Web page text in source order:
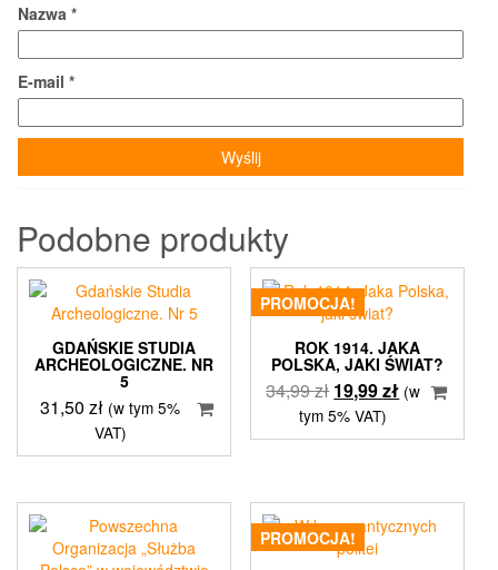
Nazwa *
E-mail *
Podobne produkty
GDAŃSKIE STUDIA
ARCHEOLOGICZNE. NR
5
31,50zł (w tym 5%
VAT)
PROMOCJA!
ROK 1914. JAKA
POLSKA, JAKI ŚWIAT?
34,99zł Pierwotna
cena
wynosiła:
19,99złAktualna
wynosi:
(w
tym 5% VAT)
PROMOCJA!